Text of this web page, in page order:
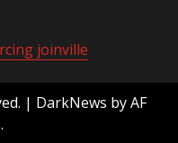
joinville
| DarkNews by AF